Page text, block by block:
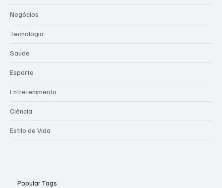
Negócios
Tecnologia
Saúde
Esporte
Entretenimento
Ciência
Estilo de Vida
Popular Tags